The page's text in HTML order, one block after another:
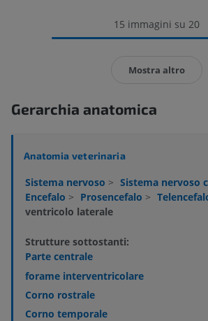
15 immagini su 20
Mostra altro
Gerarchia anatomica
Anatomia veterinaria
Sistema nervoso > Sistema nervoso
Encefalo > Prosencefalo >
ventricolo laterale
Strutture sottostanti:
Parte centrale
forame interventricolare
Corno rostrale
Corno temporale